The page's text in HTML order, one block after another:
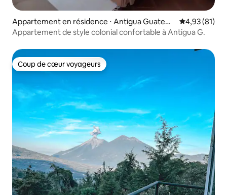
Appartement en résidence ⋅ Antigua Guatem
ala
Évaluation
4,93 (81)
Appartement de style colonial confortable à Antigua G.
Coup de cœur voyageurs
Coup de cœur voyageurs